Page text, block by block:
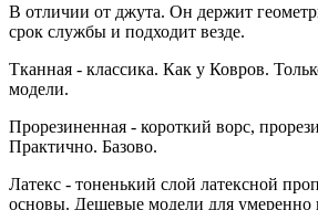
В отличии от джута. Он держит
срок службы и подходит везде.
Тканная - классика. Как у Ковров.
модели.
Прорезиненная - короткий ворс,
Практично. Базово.
Латекс - тоненький слой латексной
основы. Дешевые модели для умеренно